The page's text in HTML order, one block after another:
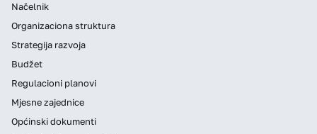
Načelnik
Organizaciona struktura
Strategija razvoja
Budžet
Regulacioni planovi
Mjesne zajednice
Općinski dokumenti